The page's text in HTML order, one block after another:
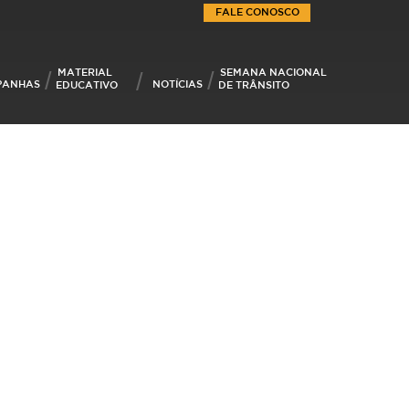
MATERIAL
EDUCATIVO
NOTÍCIAS
SEMANA NACIONAL
DE TRÂNSITO
FALE CONOSCO